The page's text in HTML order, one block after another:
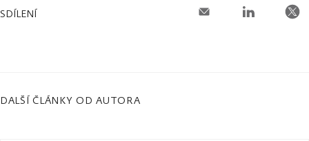
SDÍLENÍ
DALŠÍ ČLÁNKY OD AUTORA